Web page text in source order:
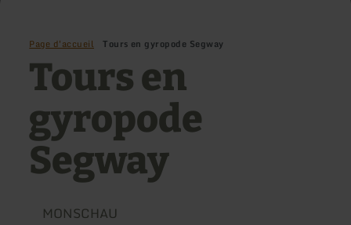
Page d'accueil Tours en gyropode Segway
Tours en
gyropode
Segway
MONSCHAU